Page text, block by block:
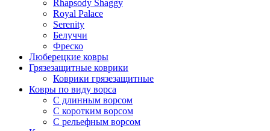
Rhapsody Shaggy
Royal Palace
Serenity
Белуччи
Фреско
Люберецкие ковры
Грязезащитные коврики
Коврики грязезащитные
Ковры по виду ворса
С длинным ворсом
С коротким ворсом
С рельефным ворсом